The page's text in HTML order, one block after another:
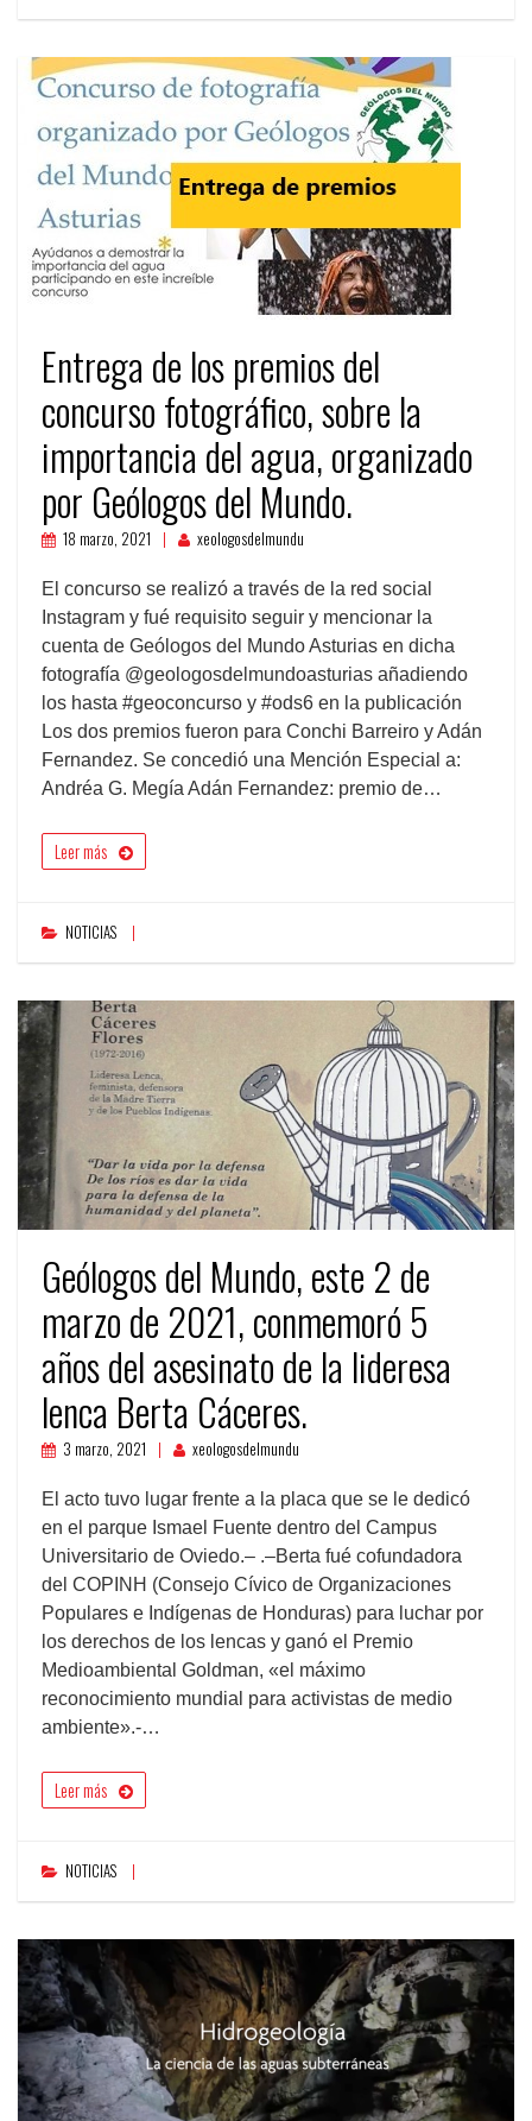
Entrega de los premios del
concurso fotográfico, sobre la
importancia del agua, organizado
por Geólogos del Mundo.
18 marzo, 2021 xeologosdelmundu
El concurso se realizó a través de la red social
Instagram y fué requisito seguir y mencionar la
cuenta de Geólogos del Mundo Asturias en dicha
fotografía @geologosdelmundoasturias añadiendo
los hasta #geoconcurso y #ods6 en la publicación
Los dos premios fueron para Conchi Barreiro y Adán
Fernandez. Se concedió una Mención Especial a:
Andréa G. Megía Adán Fernandez: premio de…
Leer más
NOTICIAS
Geólogos del Mundo, este 2 de
marzo de 2021, conmemoró 5
años del asesinato de la lideresa
lenca Berta Cáceres.
3 marzo, 2021 xeologosdelmundu
El acto tuvo lugar frente a la placa que se le dedicó
en el parque Ismael Fuente dentro del Campus
Universitario de Oviedo.– .–Berta fué cofundadora
del COPINH (Consejo Cívico de Organizaciones
Populares e Indígenas de Honduras) para luchar por
los derechos de los lencas y ganó el Premio
Medioambiental Goldman, «el máximo
reconocimiento mundial para activistas de medio
ambiente».-…
Leer más
NOTICIAS